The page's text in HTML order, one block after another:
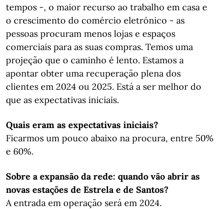
tempos -, o maior recurso ao trabalho em casa e
o crescimento do comércio eletrónico - as
pessoas procuram menos lojas e espaços
comerciais para as suas compras. Temos uma
projeção que o caminho é lento. Estamos a
apontar obter uma recuperação plena dos
clientes em 2024 ou 2025. Está a ser melhor do
que as expectativas iniciais.
Quais eram as expectativas iniciais?
Ficarmos um pouco abaixo na procura, entre 50%
e 60%.
Sobre a expansão da rede: quando vão abrir as
novas estações de Estrela e de Santos?
A entrada em operação será em 2024.